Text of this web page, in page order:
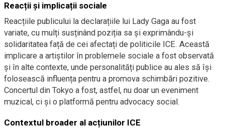
Reacții și implicații sociale
Reacțiile publicului la declarațiile lui Lady Gaga au fost
variate, cu mulți susținând poziția sa și exprimându-și
solidaritatea față de cei afectați de politicile ICE. Această
implicare a artiștilor în problemele sociale a fost observată
și în alte contexte, unde personalități publice au ales să își
folosească influența pentru a promova schimbări pozitive.
Concertul din Tokyo a fost, astfel, nu doar un eveniment
muzical, ci și o platformă pentru advocacy social.
Contextul broader al acțiunilor ICE